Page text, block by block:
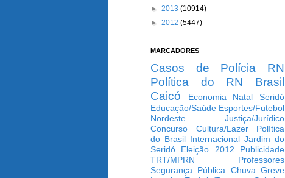
► 2013 (10914)
► 2012 (5447)
MARCADORES
Casos de Polícia
RN
Política do RN
Brasil
Caicó
Economia Natal
Seridó
Educação/Saúde Esportes/Futebol
Nordeste
Justiça/Jurídico
Concurso
Cultura/Lazer
Política
do Brasil Internacional Jardim do
Seridó
Eleição 2012
Publicidade
TRT/MPRN
Professores
Segurança Pública Chuva Greve